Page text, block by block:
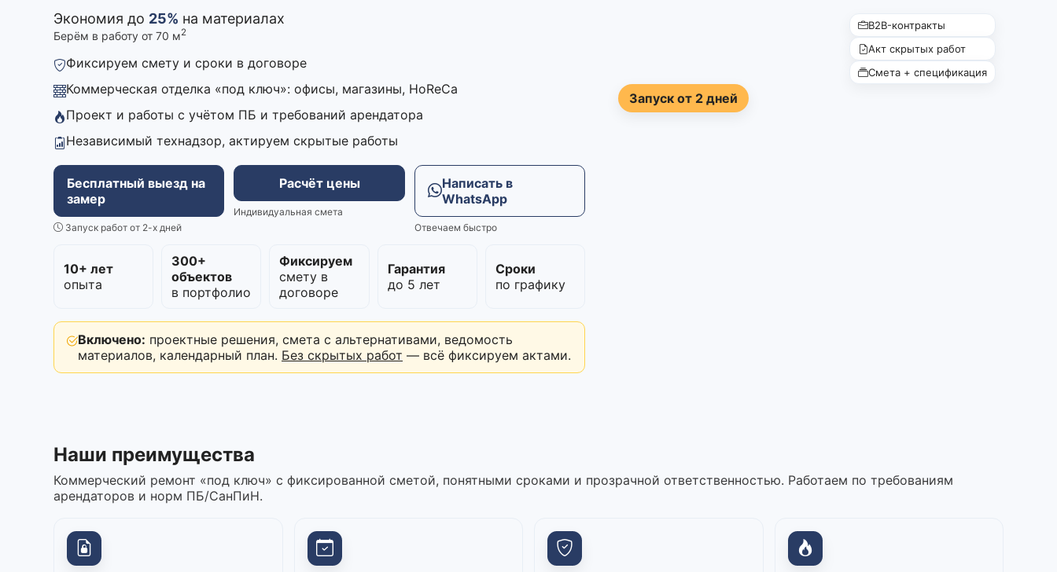
Экономия до 25% на материалах
Берём в работу от 70 м2
Фиксируем смету и сроки в договоре
Коммерческая отделка «под ключ»: офисы, магазины, HoReCa
Проект и работы с учётом ПБ и требований арендатора
Независимый технадзор, актируем скрытые работы
Бесплатный выезд на
замер
Запуск работ от 2-х дней
Расчёт цены
Индивидуальная смета
Написать в
WhatsApp
Отвечаем быстро
10+ лет
опыта
300+
объектов
в портфолио
Фиксируем
смету в
договоре
Гарантия
до 5 лет
Сроки
по графику
Включено: проектные решения, смета с альтернативами, ведомость
материалов, календарный план. Без скрытых работ — всё фиксируем актами.
Запуск от 2 дней
B2B-контракты
Акт скрытых работ
Смета + спецификация
Наши преимущества
Коммерческий ремонт «под ключ» с фиксированной сметой, понятными сроками и прозрачной ответственностью. Работаем по требованиям
арендаторов и норм ПБ/СанПиН.